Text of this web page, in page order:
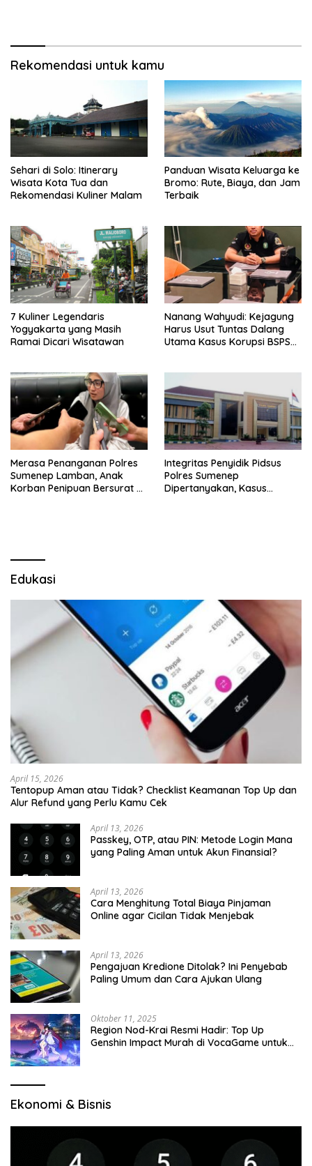
Rekomendasi untuk kamu
Sehari di Solo: Itinerary
Wisata Kota Tua dan
Rekomendasi Kuliner Malam
Panduan Wisata Keluarga ke
Bromo: Rute, Biaya, dan Jam
Terbaik
7 Kuliner Legendaris
Yogyakarta yang Masih
Ramai Dicari Wisatawan
Nanang Wahyudi: Kejagung
Harus Usut Tuntas Dalang
Utama Kasus Korupsi BSPS
Merasa Penanganan Polres
Sumenep Lamban, Anak
Korban Penipuan Bersurat ke
Integritas Penyidik Pidsus
Polres Sumenep
Dipertanyakan, Kasus
Edukasi
April 15, 2026
Tentopup Aman atau Tidak? Checklist Keamanan Top Up dan
Alur Refund yang Perlu Kamu Cek
April 13, 2026
Passkey, OTP, atau PIN: Metode Login Mana
yang Paling Aman untuk Akun Finansial?
April 13, 2026
Cara Menghitung Total Biaya Pinjaman
Online agar Cicilan Tidak Menjebak
April 13, 2026
Pengajuan Kredione Ditolak? Ini Penyebab
Paling Umum dan Cara Ajukan Ulang
Oktober 11, 2025
Region Nod-Krai Resmi Hadir: Top Up
Genshin Impact Murah di VocaGame untuk
Ekonomi & Bisnis